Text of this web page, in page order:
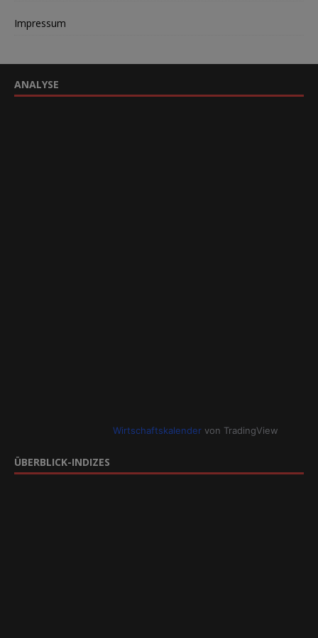
Impressum
ANALYSE
Wirtschaftskalendervon TradingView
ÜBERBLICK-INDIZES